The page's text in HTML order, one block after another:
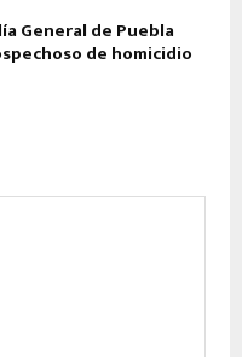
General de Puebla
de homicidio